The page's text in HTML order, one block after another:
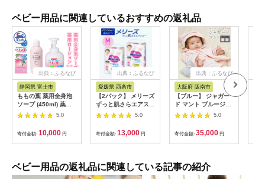
ベビー用品に関連しているおすすめの返礼品
出典：ふるなび
静岡県 富士市
ももの葉 薬用全身泡
ソープ (450ml) 薬用
ローション (200ml)
セット ピジョン ベビ
ースキンケア ベビー
用品 赤ちゃん 無添加
弱酸性 低刺激 赤ちゃ
品 富士市 [sf012-030]
5.0
寄付金額: 10,000 円
出典：ふるなび
愛媛県 西条市
【2パック】 メリーズ
ずっと肌さらエアスル
ー 【パンツタイ
プ】 Mサイズ（52枚
入り）×2パック ｜オ
ムツ 紙おむつ ベビー
用品
5.0
寄付金額: 13,000 円
出典：ふるなび
大阪府 阪南市
【ブルー】 ジャガー
ド マント ブルージャ
ガード CO-Ｗ-17-
32【7営業日程度で発
5.0
寄付金額: 35,000 円
ベビー用品の返礼品に関連している記事の紹介